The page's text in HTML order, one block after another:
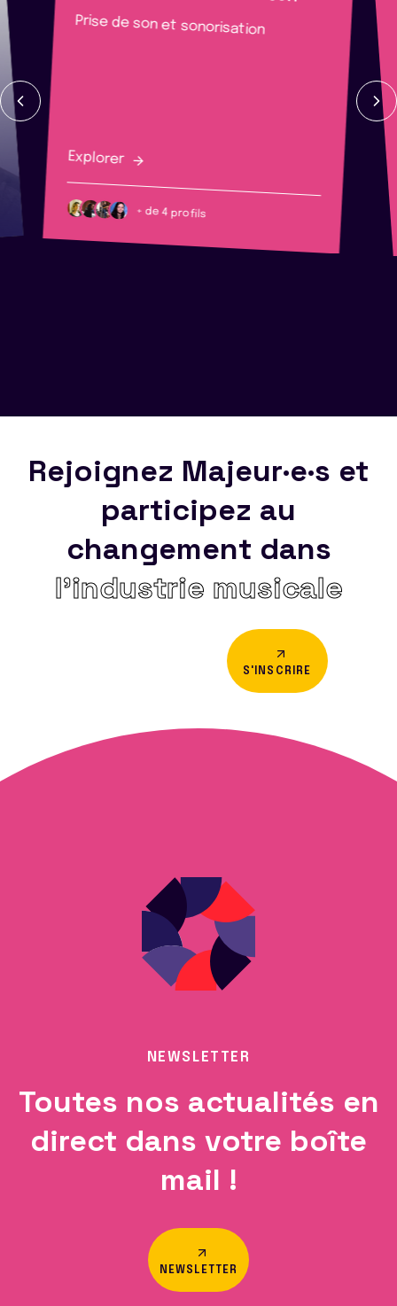
Prise de son et sonorisation
Explorer
+ de 4 profils
Rejoignez Majeur·e·s et
participez au
changement dans
l’industrie musicale
S'INSCRIRE
NEWSLETTER
Toutes nos actualités en
direct dans votre boîte
mail !
NEWSLETTER